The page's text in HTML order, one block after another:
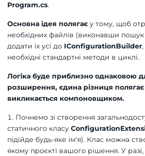
Program.cs.
Основна ідея полягає у тому, щоб
необхідних файлів (виконавши пошук
додати їх усі до IConfigurationBuilder
необхідні стандартні методи в циклі.
Логіка буде приблизно однаковою
розширення, єдина різниця
викликається компоновщиком.
Почнемо зі створення
статичного класу
підійде будь-яке ім'я). Клас можна
якому проєкті вашого рішення. У